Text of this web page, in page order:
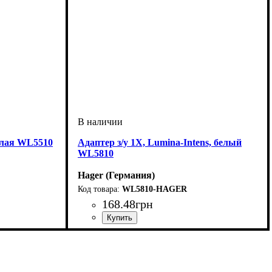
WL5510
Адаптер з/у 1Х, Lumina-Intens, белый
WL5810
Hager (Германия)
WL5810-HAGER
168.48грн
Серия: Lumina-Intense
Цвет: Белый
Материал корпуса: Пластик
Способ монтажа: Внутренний монтаж
По размеру подрозетника: Одноместная